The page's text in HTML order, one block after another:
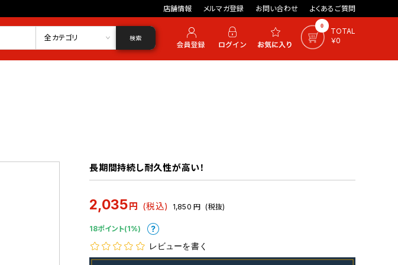
店舗情報 メルマガ登録 お問い合わせ よくあるご質問
0
TOTAL
￥0
全カテゴリ 検索
長期間持続し耐久性が高い！
2,035円 (税込) 1,850 円 (税抜)
18ポイント(1%)
レビューを書く